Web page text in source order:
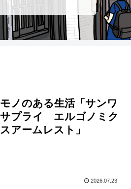
モノのある生活「サンワ
サプライ エルゴノミク
スアームレスト」
2026.07.23